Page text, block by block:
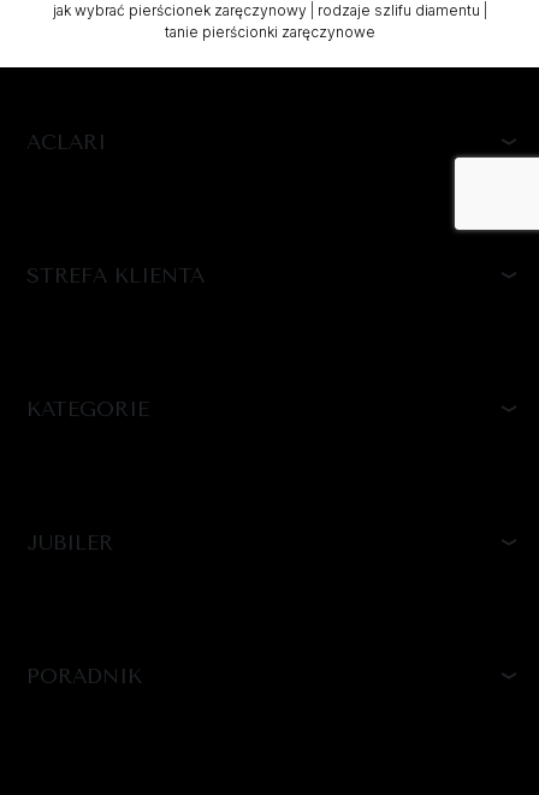
jak wybrać pierścionek zaręczynowy| rodzaje szlifu diamentu
tanie pierścionki zaręczynowe
ACLARI
STREFA KLIENTA
KATEGORIE
JUBILER
PORADNIK